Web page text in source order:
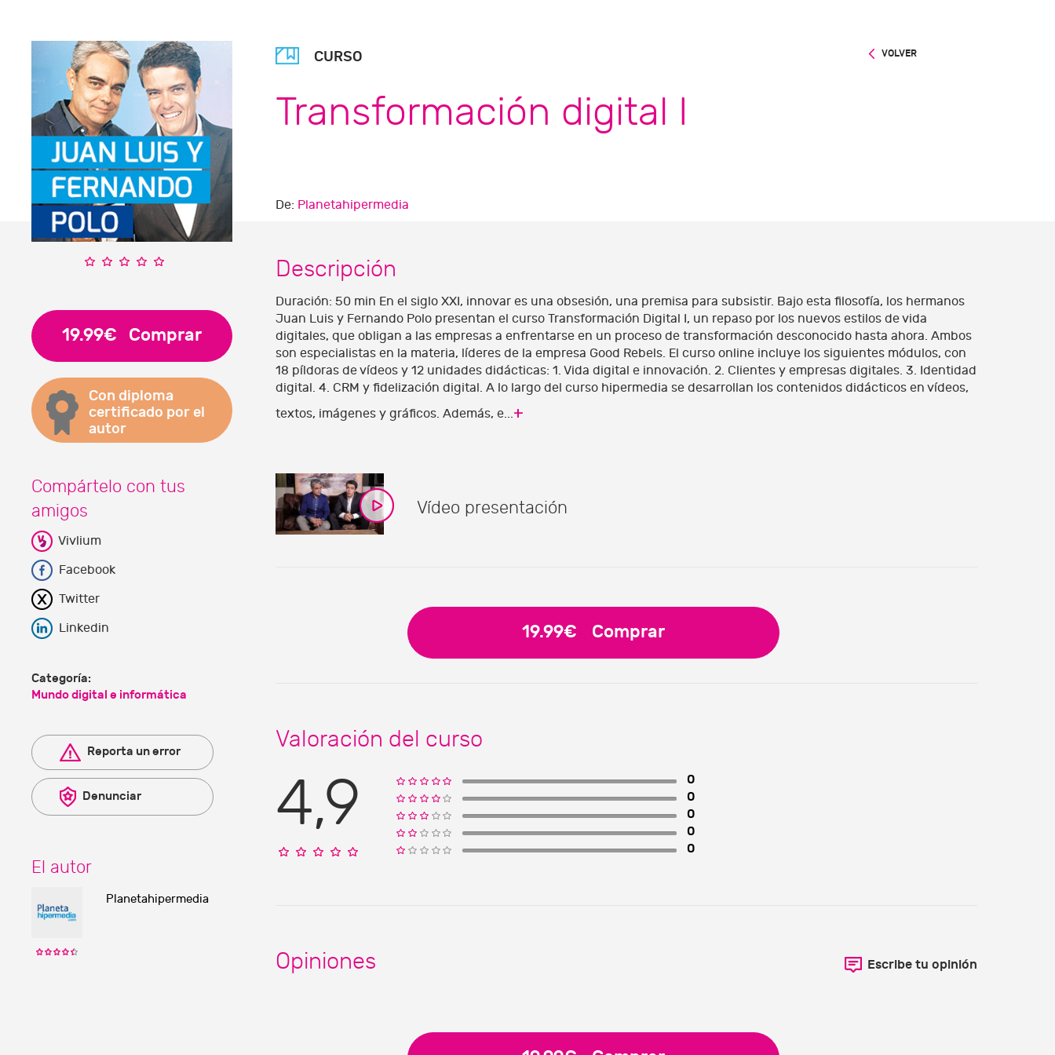
CURSO VOLVER
Transformación digital I
De: Planetahipermedia
Descripción
Duración: 50 min En el siglo XXI, innovar es una obsesión, una premisa para subsistir. Bajo esta filosofía, los hermanos
Juan Luis y Fernando Polo presentan el curso Transformación Digital I, un repaso por los nuevos estilos de vida
digitales, que obligan a las empresas a enfrentarse en un proceso de transformación desconocido hasta ahora. Ambos
son especialistas en la materia, líderes de la empresa Good Rebels. El curso online incluye los siguientes módulos, con
18 píldoras de vídeos y 12 unidades didácticas: 1. Vida digital e innovación. 2. Clientes y empresas digitales. 3. Identidad
digital. 4. CRM y fidelización digital. A lo largo del curso hipermedia se desarrollan los contenidos didácticos en vídeos,
textos, imágenes y gráficos. Además, e...+
Vídeo presentación
19.99€ Comprar
Valoración del curso
4,9
0
0
0
0
0
Opiniones Escribe tu opinión
19.99€ Comprar
Con diploma
certificado por el
autor
Compártelo con tus
amigos
Vivlium
Facebook
Twitter
Linkedin
Categoría:
Mundo digital e informática
Reporta un error
Denunciar
El autor
Planetahipermedia